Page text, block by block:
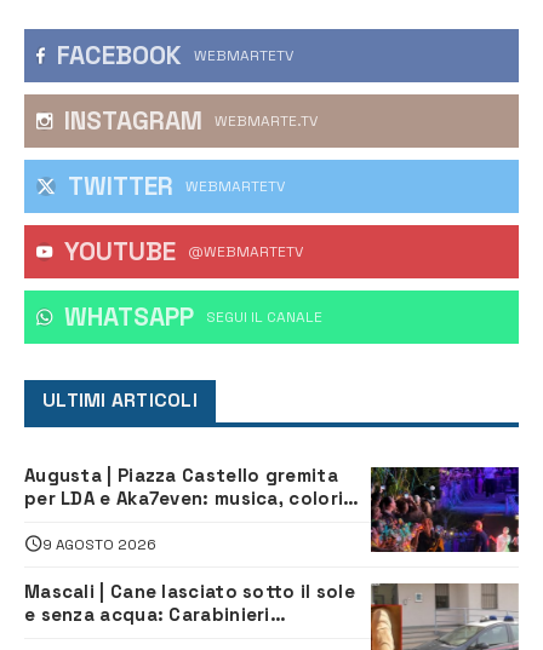
FACEBOOK WEBMARTETV
INSTAGRAM WEBMARTE.TV
TWITTER WEBMARTETV
YOUTUBE @WEBMARTETV
WHATSAPP ‎SEGUI IL CANALE
ULTIMI ARTICOLI
Augusta | Piazza Castello gremita
per LDA e Aka7even: musica, colori
9 AGOSTO 2026
Mascali | Cane lasciato sotto il sole
e senza acqua: Carabinieri